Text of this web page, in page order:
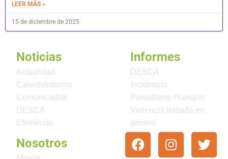
LEER MÁS »
15 de diciembre de 2025
Noticias
Actualidad
CaleidoInforma
Comunicados
DESCA
Efeméride
Informes
DESCA
Incidencia
Periodismo Humano
Violencia basada en
género
Nosotros